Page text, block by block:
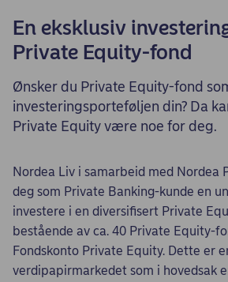
En eksklusiv
Private Equity-fond
Ønsker du Private Equity-fond
investeringsporteføljen din? Da
Private Equity være noe for deg.
Nordea Liv i samarbeid med Nordea
deg som Private Banking-kunde en
investere i en diversifisert Private
bestående av ca. 40 Private Equity-
Fondskonto Private Equity. Dette er
verdipapirmarkedet som i hovedsak